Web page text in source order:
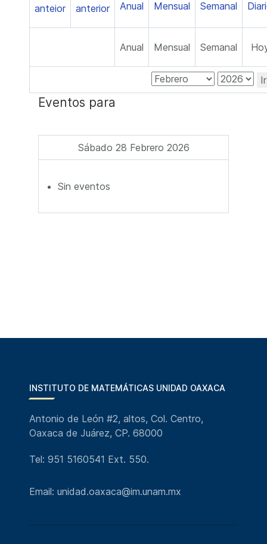
Anual Mensual Semanal
Eventos para
Sábado 28 Febrero 2026
Sin eventos
INSTITUTO DE MATEMÁTICAS UNIDAD OAXACA
Antonio de León #2, altos, Col. Centro,
Oaxaca de Juárez, CP. 68000
Tel: 951 5160541 Ext. 550.
Email: unidad.oaxaca@im.unam.mx